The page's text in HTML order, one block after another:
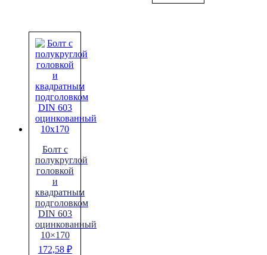
Болт с
полукруглой
головкой
и
квадратным
подголовком
DIN 603
оцинкованный
10×170
172,58 ₽